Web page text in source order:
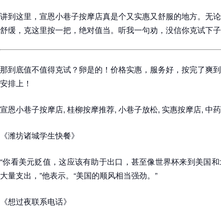
讲到这里，宣恩小巷子按摩店真是个又实惠又舒服的地方。无
舒缓，克这里按一把，绝对值当。听我一句劝，没信你克试下
那到底值不值得克试？卵是的！价格实惠，服务好，按完了爽
安排上！
宣恩小巷子按摩店, 桂柳按摩推荐, 小巷子放松, 实惠按摩店, 中
《潍坊诸城学生快餐》
“你看美元贬值，这应该有助于出口，甚至像世界杯来到美国
大量支出，”他表示。“美国的顺风相当强劲。”
《想过夜联系电话》